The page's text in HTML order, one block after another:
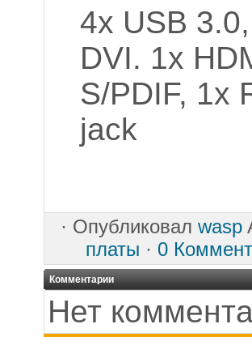
4х USB
DVI. 1x
S/PDIF, 1x
jack
· Опубликовал wasp
платы · 0
Комментарии
Нет